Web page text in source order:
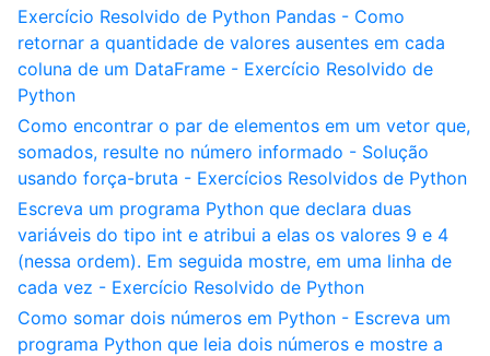
Exercício Resolvido de Python Pandas - Como
retornar a quantidade de valores ausentes em cada
coluna de um DataFrame - Exercício Resolvido de
Python
Como encontrar o par de elementos em um vetor que,
somados, resulte no número informado - Solução
usando força-bruta - Exercícios Resolvidos de Python
Escreva um programa Python que declara duas
variáveis do tipo int e atribui a elas os valores 9 e 4
(nessa ordem). Em seguida mostre, em uma linha de
cada vez - Exercício Resolvido de Python
Como somar dois números em Python - Escreva um
programa Python que leia dois números e mostre a